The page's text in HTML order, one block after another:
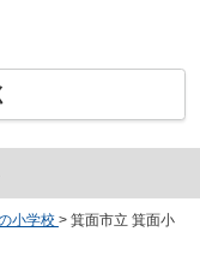
小学校 > 箕面市立 箕面小